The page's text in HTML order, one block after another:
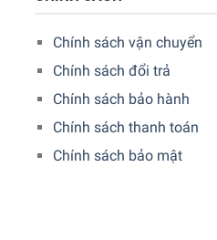
LONO”
024 7300 6774 để nhận
hàng với quý khách.
Chính sách vận chuyển
Chính sách đổi trả
Chính sách bảo hành
Chính sách thanh toán
Chính sách bảo mật